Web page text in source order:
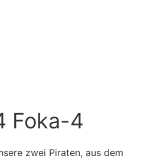
Foka-4
zwei Piraten, aus dem